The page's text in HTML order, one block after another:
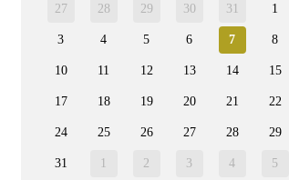
27
28 29 30 31 1
3 4 5 6 7 8
10 11 12 13 14 15
17 18 19 20 21 22
24 25 26 27 28 29
31 1 2 3 4 5